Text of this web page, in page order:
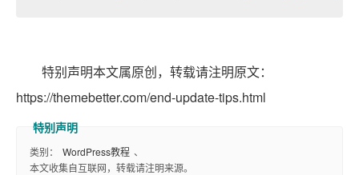
本文属原创，转载请注明原文：
https://themebetter.com/end-update-tips.html
类别： WordPress教程 、
本文收集自互联网，转载请注明来源。